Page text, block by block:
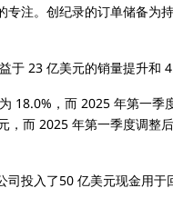
注。创纪录的订单储备为
23 亿美元的销量提升和
18.0%，而 2025 年第一季
而 2025 年第一季度调整
投入了50 亿美元现金用